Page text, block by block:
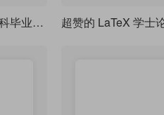
黔南民族师范学院本科毕业论文（理科类）模板 超赞的 LaTeX 学士